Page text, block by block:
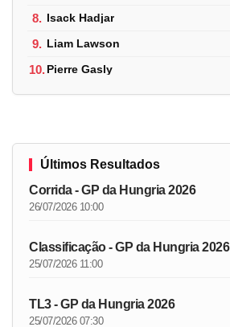
8. Isack Hadjar
9. Liam Lawson
10.Pierre Gasly
Últimos Resultados
Corrida - GP da Hungria 2026
26/07/2026 10:00
Classificação - GP da Hungria 2026
25/07/2026 11:00
TL3 - GP da Hungria 2026
25/07/2026 07:30